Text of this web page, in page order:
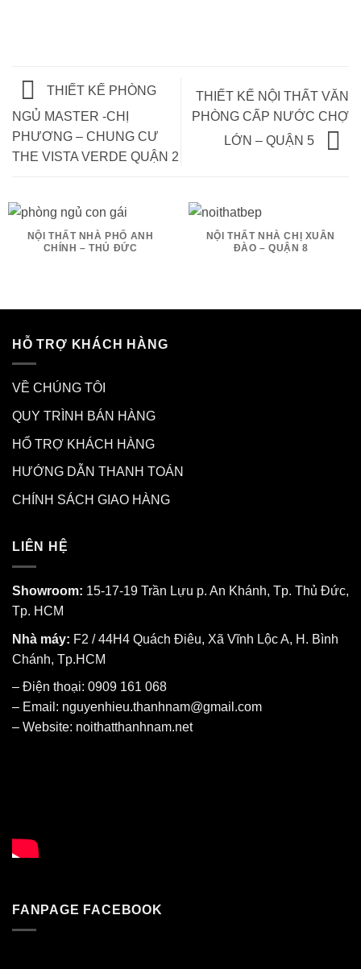
THIẾT KẾ PHÒNG
NGỦ MASTER -CHỊ
PHƯƠNG – CHUNG CƯ
THE VISTA VERDE QUẬN 2
THIẾT KẾ NỘI THẤT VĂN
PHÒNG CẤP NƯỚC CHỢ
LỚN – QUẬN 5
NỘI THẤT NHÀ PHỐ ANH
CHÍNH – THỦ ĐỨC
NỘI THẤT NHÀ CHỊ XUÂN
ĐÀO – QUẬN 8
HỖ TRỢ KHÁCH HÀNG
VỀ CHÚNG TÔI
QUY TRÌNH BÁN HÀNG
HỔ TRỢ KHÁCH HÀNG
HƯỚNG DẪN THANH TOÁN
CHÍNH SÁCH GIAO HÀNG
LIÊN HỆ
Showroom: 15-17-19 Trần Lựu p. An Khánh, Tp. Thủ Đức,
Tp. HCM
Nhà máy: F2 / 44H4 Quách Điêu, Xã Vĩnh Lộc A, H. Bình
Chánh, Tp.HCM
– Điện thoại: 0909 161 068
– Email: nguyenhieu.thanhnam@gmail.com
– Website: noithatthanhnam.net
FANPAGE FACEBOOK